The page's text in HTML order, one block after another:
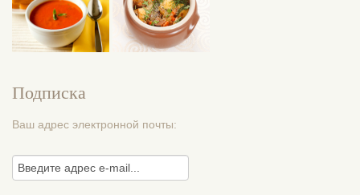
Подписка
Ваш адрес электронной почты: